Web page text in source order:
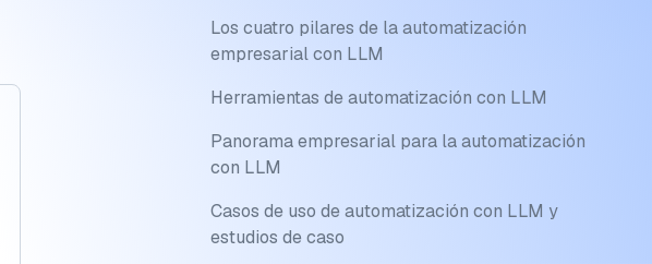
Los cuatro pilares de la automatización
empresarial con LLM
Herramientas de automatización con LLM
Panorama empresarial para la automatización
con LLM
Casos de uso de automatización con LLM y
estudios de caso